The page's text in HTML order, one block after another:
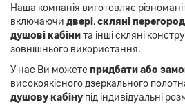
Наша компанія виготовляє
включаючи двері,скляні
душові кабінита інші скляні
зовнішнього використання.
У нас Ви можетепридбати або
високоякісного дзеркального
душову кабіну під індивідуальні